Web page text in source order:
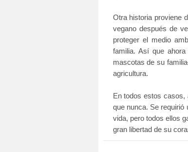
Otra historia proviene
vegano después de
proteger el medio
familia. Así que ahora
mascotas de su
agricultura.
En todos estos
que nunca. Se requirió
vida, pero todos ellos
gran libertad de su